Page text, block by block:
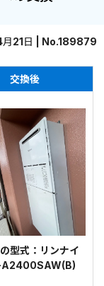
21日 | No.189879
交換後
型式：リンナイ
A2400SAW(B)